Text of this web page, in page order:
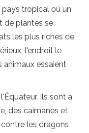
tropical où un
de plantes se
les plus riches de
l'endroit le
animaux essaient
Ils sont à
des caimanes et
les dragons